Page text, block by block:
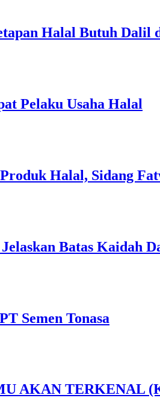
Halal Butuh Dalil
Pelaku Usaha Halal
Halal, Sidang
Batas Kaidah
Semen Tonasa
AKAN TERKENAL